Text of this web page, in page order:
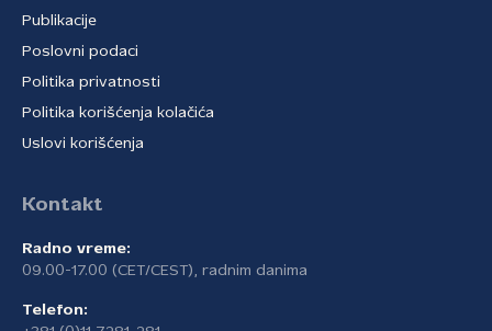
Publikacije
Poslovni podaci
Politika privatnosti
Politika korišćenja kolačića
Uslovi korišćenja
Kontakt
Radno vreme:
09.00-17.00 (CET/CEST), radnim danima
Telefon: